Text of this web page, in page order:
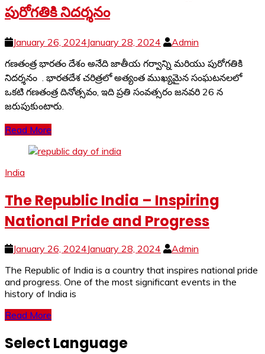
పురోగతికి నిదర్శనం
January 26, 2024January 28, 2024
Admin
గణతంత్ర భారతం దేశం అనేది జాతీయ గర్వాన్ని మరియు పురోగతికి
నిదర్శనం . భారతదేశ చరిత్రలో అత్యంత ముఖ్యమైన సంఘటనలలో
ఒకటి గణతంత్ర దినోత్సవం, ఇది ప్రతి సంవత్సరం జనవరి 26 న
జరుపుకుంటారు.
Read More
India
The Republic India – Inspiring
National Pride and Progress
January 26, 2024January 28, 2024
Admin
The Republic of India is a country that inspires national pride
and progress. One of the most significant events in the
history of India is
Read More
Select Language